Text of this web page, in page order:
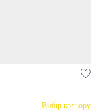
Вибір кольору